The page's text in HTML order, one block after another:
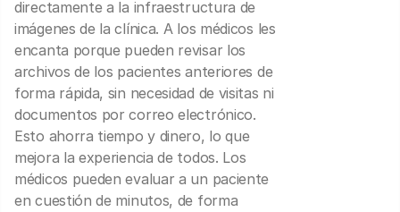
directamente a la infraestructura de
imágenes de la clínica. A los médicos les
encanta porque pueden revisar los
archivos de los pacientes anteriores de
forma rápida, sin necesidad de visitas ni
documentos por correo electrónico.
Esto ahorra tiempo y dinero, lo que
mejora la experiencia de todos. Los
médicos pueden evaluar a un paciente
en cuestión de minutos, de forma